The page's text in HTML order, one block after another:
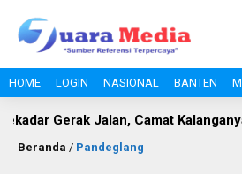
HOME LOGIN NASIONAL BANTEN
Jalan, Camat Kalanganyar Bangun
Beranda / Pandeglang